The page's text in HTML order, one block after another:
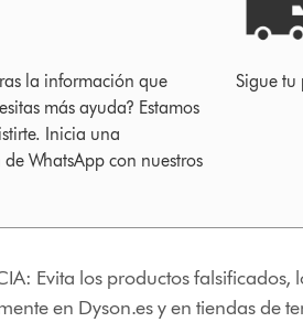
la información que
más ayuda? Estamos
Inicia una
WhatsApp con nuestros
Sigue tu
Evita los productos
en Dyson.es y en tiendas de